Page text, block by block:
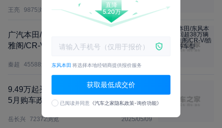
王亮 9875浏览 2025/07/01
广汽本田/东风本田召回超38万辆混动版
雅阁/CR-V/皓影/思域等车型
秦超 45588浏览 2025/06/27
9.49万起买思域 12.98万起买英仕派 本田
5月购车政策来了！
岳长兴 72372浏览 2025/05/09
直降
5.20万
东风本田 将选择本地经销商提供报价服务
获取最低成交价
已阅读并同意 《汽车之家隐私政策-询价功能》